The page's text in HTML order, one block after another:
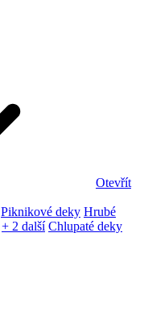
Otevřít
Piknikové deky Hrubé
+ 2 další Chlupaté deky